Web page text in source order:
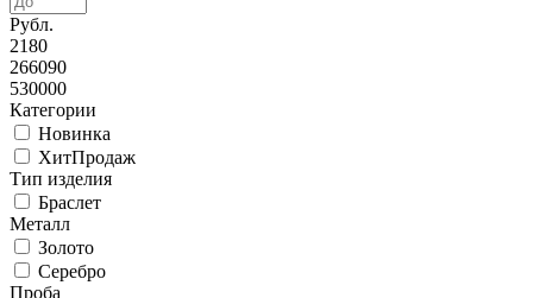
Рубл.
2180
266090
530000
Категории
Новинка
ХитПродаж
Тип изделия
Браслет
Металл
Золото
Серебро
Проба